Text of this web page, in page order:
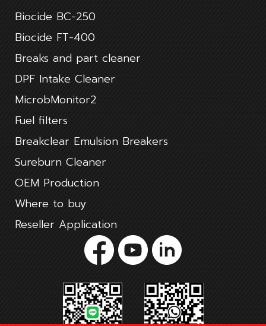
Biocide BC-250
Biocide FT-400
Breaks and part cleaner
DPF Intake Cleaner
MicrobMonitor2
Fuel filters
Breakclear Emulsion Breakers
Sureburn Cleaner
OEM Production
Where to buy
Reseller Application